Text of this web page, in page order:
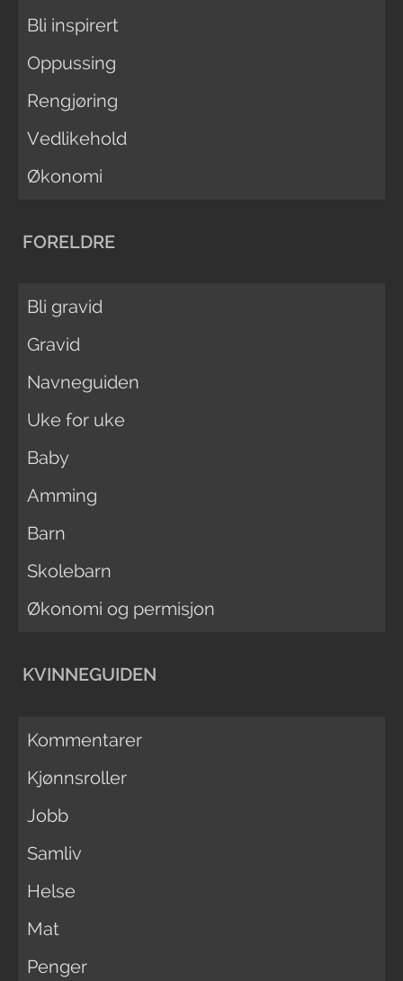
Bli inspirert
Oppussing
Rengjøring
Vedlikehold
Økonomi
FORELDRE
Bli gravid
Gravid
Navneguiden
Uke for uke
Baby
Amming
Barn
Skolebarn
Økonomi og permisjon
KVINNEGUIDEN
Kommentarer
Kjønnsroller
Jobb
Samliv
Helse
Mat
Penger